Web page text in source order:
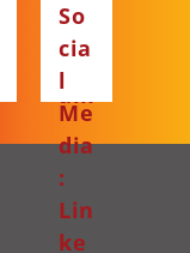
ta
gr
am
So
cia
l
Me
dia
:
Lin
ke